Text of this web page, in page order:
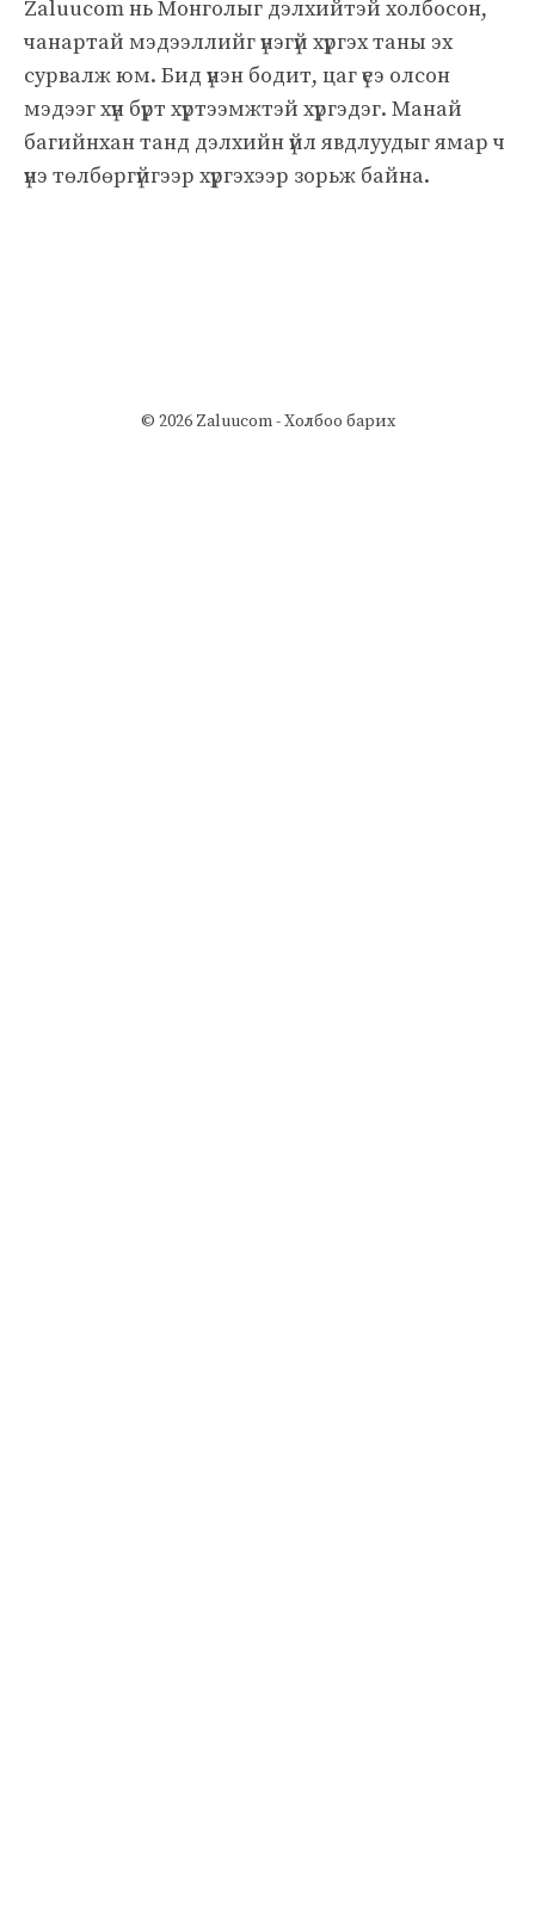
Zaluucom нь Монголыг дэлхийтэй холбосон,
чанартай мэдээллийг үнэгүй хүргэх таны эх
сурвалж юм. Бид үнэн бодит, цаг үеэ олсон
мэдээг хүн бүрт хүртээмжтэй хүргэдэг. Манай
багийнхан танд дэлхийн үйл явдлуудыг ямар ч
үнэ төлбөргүйгээр хүргэхээр зорьж байна.
© 2026 Zaluucom -Холбоо барих